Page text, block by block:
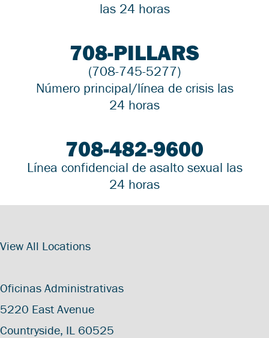
las 24 horas
708-PILLARS
(708-745-5277)
Número principal/línea de crisis las
24 horas
708-482-9600
Línea confidencial de asalto sexual las
24 horas
View All Locations
Oficinas Administrativas
5220 East Avenue
Countryside, IL 60525